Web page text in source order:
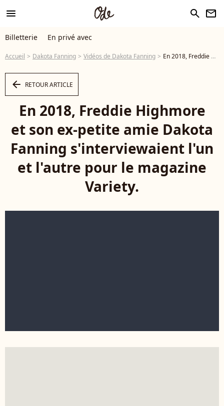
menu search newsletter
Billetterie En privé avec
Accueil Dakota Fanning Vidéos de Dakota Fanning En 2018, Freddie Highmore et son ex-petite amie Dakota Fanning s'interviewaient l'un et l'autre pour le magazine Variety. - Vidéo
arrow_left RETOUR ARTICLE
En 2018, Freddie Highmore
et son ex-petite amie Dakota
Fanning s'interviewaient l'un
et l'autre pour le magazine
Variety.